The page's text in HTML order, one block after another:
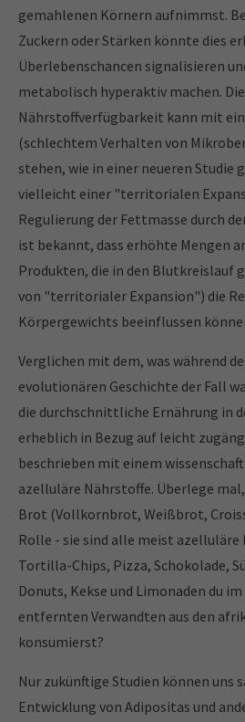
gemahlenen Körnern aufnimmst.
Zuckern oder Stärken könnte dies
Überlebenschancen signalisieren
metabolisch hyperaktiv machen.
Nährstoffverfügbarkeit kann mit
(schlechtem Verhalten von
stehen, wie in einer neueren Studie
vielleicht einer "territorialen
Regulierung der Fettmasse durch
ist bekannt, dass erhöhte Mengen
Produkten, die in den Blutkreislauf
von "territorialer Expansion") die
Körpergewichts beeinflussen
Verglichen mit dem, was während
evolutionären Geschichte der Fall
die durchschnittliche Ernährung in
erheblich in Bezug auf leicht
beschrieben mit einem
azelluläre Nährstoffe. Überlege
Brot (Vollkornbrot, Weißbrot,
Rolle - sie sind alle meist azelluläre
Tortilla-Chips, Pizza, Schokolade,
Donuts, Kekse und Limonaden du
entfernten Verwandten aus den
konsumierst?
Nur zukünftige Studien können uns
Entwicklung von Adipositas und